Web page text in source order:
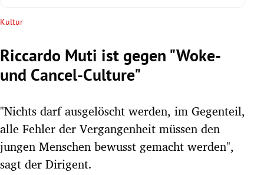
Untermenü
Untermenü
Kultur
Riccardo Muti ist gegen "Woke-
und Cancel-Culture"
"Nichts darf ausgelöscht werden, im Gegenteil,
alle Fehler der Vergangenheit müssen den
jungen Menschen bewusst gemacht werden",
sagt der Dirigent.